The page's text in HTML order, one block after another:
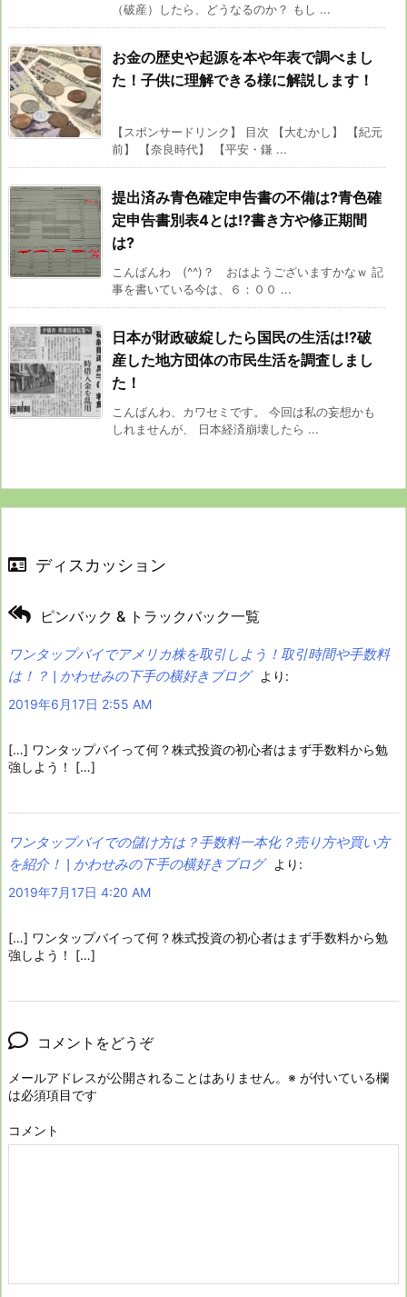
（破産）したら、どうなるのか？ もし ...
お金の歴史や起源を本や年表で調べまし
た！子供に理解できる様に解説します！
【スポンサードリンク】 目次 【大むかし】 【紀元
前】 【奈良時代】 【平安・鎌 ...
提出済み青色確定申告書の不備は?青色確
定申告書別表4とは!?書き方や修正期間
は?
こんばんわ (^^)？ おはようございますかなｗ 記
事を書いている今は、６：００ ...
日本が財政破綻したら国民の生活は!?破
産した地方団体の市民生活を調査しまし
た！
こんばんわ、カワセミです。 今回は私の妄想かも
しれませんが、 日本経済崩壊したら ...
ディスカッション
ピンバック & トラックバック一覧
ワンタップバイでアメリカ株を取引しよう！取引時間や手数料
は！？ | かわせみの下手の横好きブログ
より:
2019年6月17日 2:55 AM
[…] ワンタップバイって何？株式投資の初心者はまず手数料から勉
強しよう！ […]
ワンタップバイでの儲け方は？手数料一本化？売り方や買い方
を紹介！ | かわせみの下手の横好きブログ
より:
2019年7月17日 4:20 AM
[…] ワンタップバイって何？株式投資の初心者はまず手数料から勉
強しよう！ […]
コメントをどうぞ
メールアドレスが公開されることはありません。 ※ が付いている欄
は必須項目です
コメント